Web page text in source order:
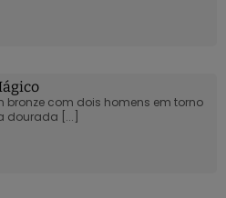
bronze com dois homens em torno
dourada [...]